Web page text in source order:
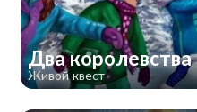
Два королевства
Живой квест